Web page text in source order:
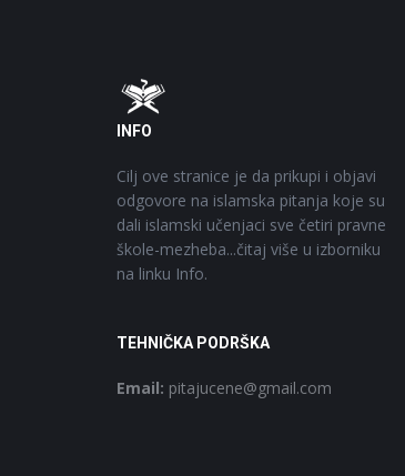
Footer
INFO
Cilj ove stranice je da prikupi i objavi
odgovore na islamska pitanja koje su
dali islamski učenjaci sve četiri pravne
škole-mezheba...čitaj više u izborniku
na linku Info.
TEHNIČKA PODRŠKA
Email: pitajucene@gmail.com